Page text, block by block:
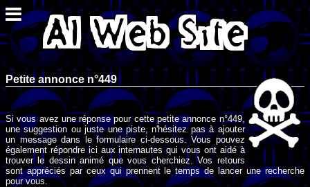
Petite annonce n°449
Si vous avez une réponse pour cette petite annonce n°449,
une suggestion ou juste une piste, n'hésitez pas à ajouter
un message dans le formulaire ci-dessous. Vous pouvez
également répondre ici aux internautes qui vous ont aidé à
trouver le dessin animé que vous cherchiez. Vos retours
sont appréciés par ceux qui prennent le temps de lancer une recherche
pour vous.